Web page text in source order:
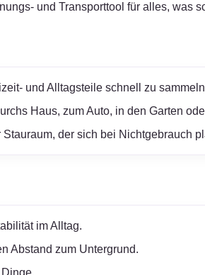
und Transporttool für alles, was
und Alltagsteile schnell zu
Haus, zum Auto, in den Garten
der sich bei Nichtgebrauch
im Alltag.
Abstand zum Untergrund.